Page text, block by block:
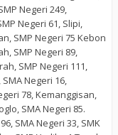
Negeri 249,
Negeri 61, Slipi,
SMP Negeri 75 Kebon
SMP Negeri 89,
SMP Negeri 111,
Negeri 16,
78, Kemanggisan,
SMA Negeri 85.
SMA Negeri 33, SMK